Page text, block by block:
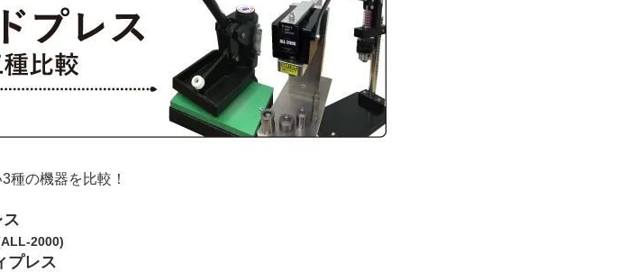
種の機器を比較！
2000)
プレス